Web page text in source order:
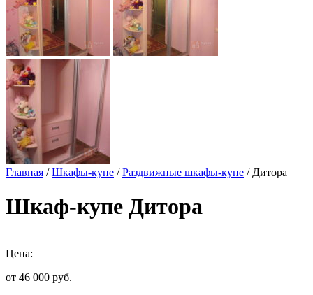
Главная /Шкафы-купе /Раздвижные шкафы-купе / Дитора
Шкаф-купе Дитора
Цена:
от 46 000 руб.